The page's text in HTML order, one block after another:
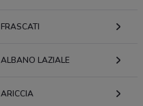
FRASCATI
ALBANO LAZIALE
ARICCIA